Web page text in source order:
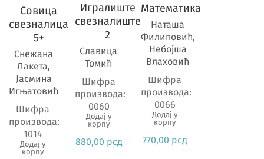
Совица
свезналица
5+
Снежана
Лакета,
Јасмина
Игњатовић
Шифра
производа:
1014
Додај у
корпу
Игралиште
свезналиште
2
Славица
Томић
Шифра
производа:
0060
Додај у
корпу
880,00 рсд
Математика
Наташа
Филиповић,
Небојша
Влаховић
Шифра
производа:
0066
Додај у
корпу
770,00 рсд